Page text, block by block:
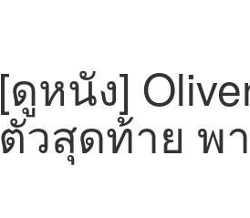
[ดูหนัง]
ตัวสุดท้าย พ